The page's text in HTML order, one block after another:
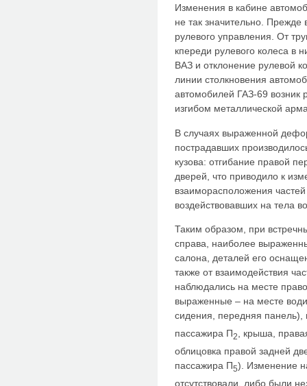
Изменения в кабине
не так значительно. Прежде
рулевого управления. От
кпереди рулевого колеса в
ВАЗ и отклонение рулевой
линии столкновения
автомобилей ГАЗ-69 возник
изгибом металлической
В случаях выраженной
пострадавших
кузова: отгибание правой
дверей, что приводило к
взаиморасположения
воздействовавших на тела
Таким образом, при
справа, наиболее
салона, деталей его
также от взаимодействия
наблюдались на месте
выраженные – на месте
сидения, передняя панель),
пассажира П2, крыша,
облицовка правой задней
пассажира П5). Изменение
отсутствовали, либо были